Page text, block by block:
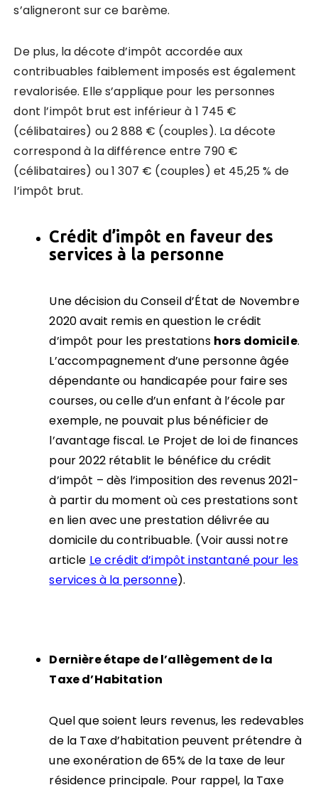
s’aligneront sur ce barème.
De plus, la décote d’impôt accordée aux
contribuables faiblement imposés est également
revalorisée. Elle s’applique pour les personnes
dont l’impôt brut est inférieur à 1 745 €
(célibataires) ou 2 888 € (couples). La décote
correspond à la différence entre 790 €
(célibataires) ou 1 307 € (couples) et 45,25 % de
l’impôt brut.
Crédit d’impôt en faveur des
services à la personne
Une décision du Conseil d’État de Novembre
2020 avait remis en question le crédit
d’impôt pour les prestations hors domicile.
L’accompagnement d’une personne âgée
dépendante ou handicapée pour faire ses
courses, ou celle d’un enfant à l’école par
exemple, ne pouvait plus bénéficier de
l’avantage fiscal. Le Projet de loi de finances
pour 2022 rétablit le bénéfice du crédit
d’impôt – dès l’imposition des revenus 2021-
à partir du moment où ces prestations sont
en lien avec une prestation délivrée au
domicile du contribuable. (Voir aussi notre
article Le crédit d’impôt instantané pour les
services à la personne).
Dernière étape de l’allègement de la
Taxe d’Habitation
Quel que soient leurs revenus, les redevables
de la Taxe d’habitation peuvent prétendre à
une exonération de 65% de la taxe de leur
résidence principale. Pour rappel, la Taxe